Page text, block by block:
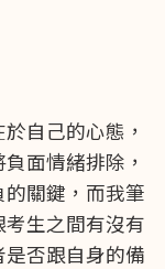
自己的心態，
面情緒排除，
關鍵，而我筆
生之間有沒有
否跟自身的備